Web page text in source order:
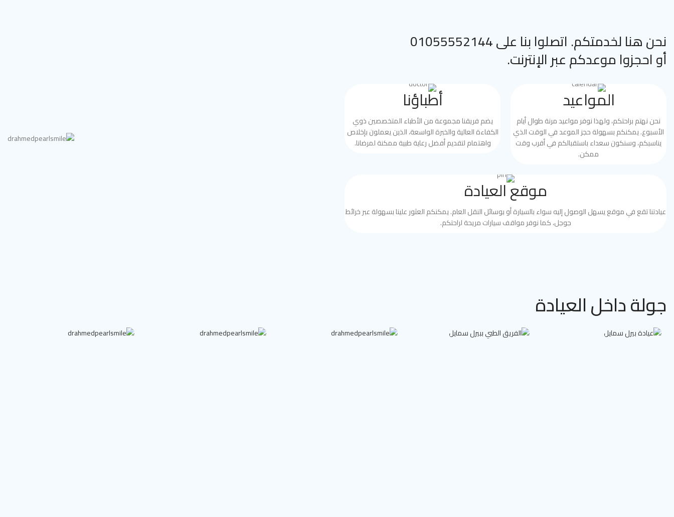
نحن هنا لخدمتكم. اتصلوا بنا على 01055552144
أو احجزوا موعدكم عبر الإنترنت.
أطباؤنا
يضم فريقنا مجموعة من الأطباء المتخصصين ذوي
الكفاءة العالية والخبرة الواسعة، الذين يعملون بإخلاص
واهتمام لتقديم أفضل رعاية طبية ممكنة لمرضانا.
المواعيد
نحن نهتم براحتكم، ولهذا نوفر مواعيد مرنة طوال أيام
الأسبوع. يمكنكم بسهولة حجز الموعد في الوقت الذي
يناسبكم، وسنكون سعداء باستقبالكم في أقرب وقت
ممكن.
موقع العيادة
عيادتنا تقع في موقع يسهل الوصول إليه سواء بالسيارة أو بوسائل النقل العام. يمكنكم العثور علينا بسهولة عبر خرائط
جوجل، كما نوفر مواقف سيارات مريحة لراحتكم.
جولة داخل العيادة